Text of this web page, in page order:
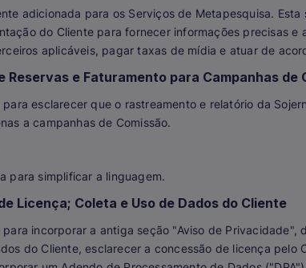
adicionada para os Serviços de Metapesquisa.
do Cliente para fornecer informações precisas e
aplicáveis, pagar taxas de mídia e atuar de
Reservas e Faturamento para Campanhas de
esclarecer que o rastreamento e relatório da
a campanhas de Comissão.
para simplificar a linguagem.
Licença; Coleta e Uso de Dados do Cliente
incorporar a antiga seção "Aviso de Privacidade",
do Cliente, esclarecer a concessão de licença pelo